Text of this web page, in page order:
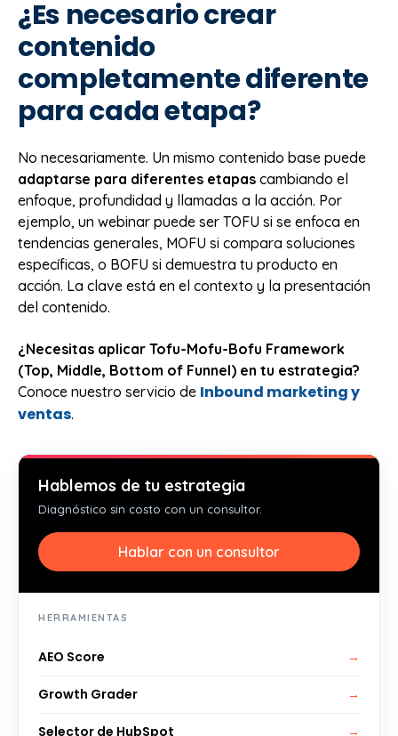
¿Es necesario crear
contenido
completamente diferente
para cada etapa?
No necesariamente. Un mismo contenido base puede
adaptarse para diferentes etapas cambiando el
enfoque, profundidad y llamadas a la acción. Por
ejemplo, un webinar puede ser TOFU si se enfoca en
tendencias generales, MOFU si compara soluciones
específicas, o BOFU si demuestra tu producto en
acción. La clave está en el contexto y la presentación
del contenido.
¿Necesitas aplicar Tofu-Mofu-Bofu Framework
(Top, Middle, Bottom of Funnel) en tu estrategia?
Conoce nuestro servicio de Inbound marketing y
ventas.
Hablemos de tu estrategia
Diagnóstico sin costo con un consultor.
Hablar con un consultor
HERRAMIENTAS
AEO Score →
Growth Grader →
Selector de HubSpot →